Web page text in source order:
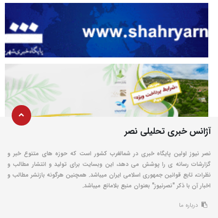
آژانس خبری تحلیلی نصر
نصر نیوز اولین پایگاه خبری در شمالغرب کشور است که حوزه های متنوع خبر و
گزارشات رسانه ی را پوشش می دهد، این وبسایت برای تولید و انتشار مطالب و
نظرات، تابع قوانین جمهوری اسلامی ایران میباشد. همچنین هرگونه بازنشر مطالب و
اخبار آن با ذکر "نصرنیوز" بعنوان منبع بلامانع میباشد.
درباره ما